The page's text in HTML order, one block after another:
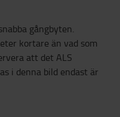
gångbyten.
kortare än vad som
att det ALS
i denna bild endast är